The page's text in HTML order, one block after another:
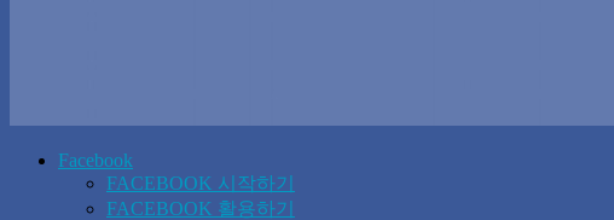
Facebook
FACEBOOK 시작하기
FACEBOOK 활용하기